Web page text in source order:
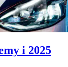
i 2025